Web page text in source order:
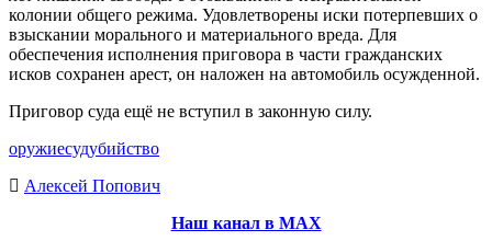
колонии общего режима. Удовлетворены иски потерпевших о
взыскании морального и материального вреда. Для
обеспечения исполнения приговора в части гражданских
исков сохранен арест, он наложен на автомобиль осужденной.
Приговор суда ещё не вступил в законную силу.
оружиесудубийство
Алексей Попович
Наш канал в МАХ